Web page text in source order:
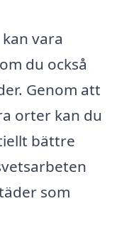
vara
du också
Genom att
orter kan du
bättre
som